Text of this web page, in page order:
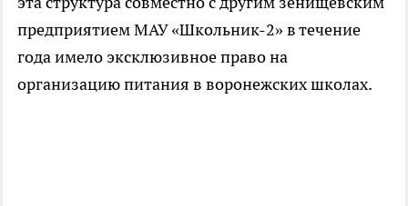
предприятием МАУ «Школьник-2» в течение
года имело эксклюзивное право на
организацию питания в воронежских школах.